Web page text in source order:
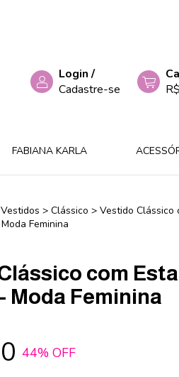
Login /
Cadastre-se
FABIANA KARLA
Vestidos > Clássico > Vestido Clássico
Feminina
com
Moda Feminina
44% OFF